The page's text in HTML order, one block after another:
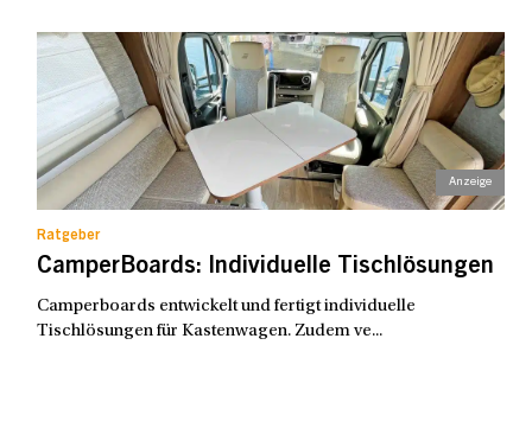
Ratgeber
CamperBoards: Individuelle Tischlösungen
Camperboards entwickelt und fertigt individuelle
Tischlösungen für Kastenwagen. Zudem ve...